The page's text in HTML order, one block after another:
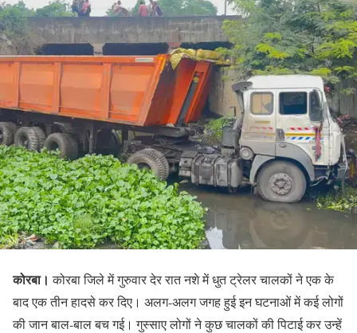
कोरबा।कोरबा जिले में गुरुवार देर रात नशे में धुत ट्रेलर चालकों ने एक के
बाद एक तीन हादसे कर दिए। अलग-अलग जगह हुई इन घटनाओं में कई लोगों
की जान बाल-बाल बच गई। गुस्साए लोगों ने कुछ चालकों की पिटाई कर उन्हें